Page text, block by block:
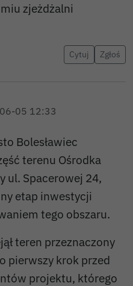
zjeżdżalni
Cytuj Zgłoś
05 12:33
Bolesławiec
terenu Ośrodka
ul. Spacerowej 24,
etap inwestycji
tego obszaru.
teren przeznaczony
pierwszy krok przed
projektu, którego